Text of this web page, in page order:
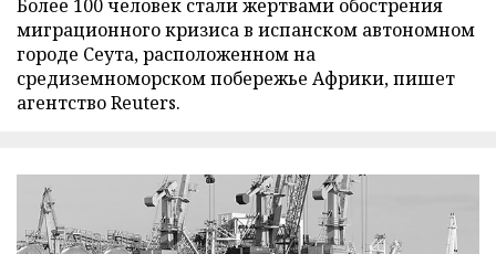
Более 100 человек стали жертвами обострения
миграционного кризиса в испанском автономном
городе Сеута, расположенном на
средиземноморском побережье Африки, пишет
агентство Reuters.